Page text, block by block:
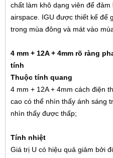
chất làm khô dạng viên để
airspace. IGU được thiết kế để
trong mùa đông và mát vào
4 mm + 12A + 4mm rõ ràng
tính
Thuộc tính quang
4 mm + 12A + 4mm cách điện
cao có thể nhìn thấy ánh sáng
nhìn thấy được thấp;
Tính nhiệt
Giá trị U có hiệu quả giảm bởi